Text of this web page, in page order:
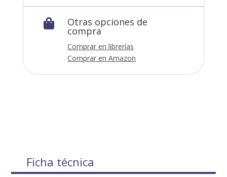
 Otras opciones de
compra
Comprar en librerías
Comprar en Amazon
Ficha técnica